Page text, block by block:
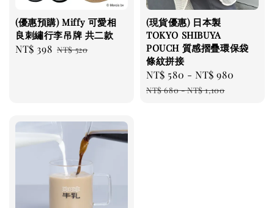
(優惠預購) Miffy 可愛相
良刺繡行李吊牌 共二款
Sale
NT$ 398 Regular
NT$ 520
(現貨優惠) 日本製
TOKYO SHIBUYA
POUCH 質感摺疊環保袋
條紋拼接
Sale
price
NT$ 580 -NT$ 980
NT$ 680-NT$ 1,100